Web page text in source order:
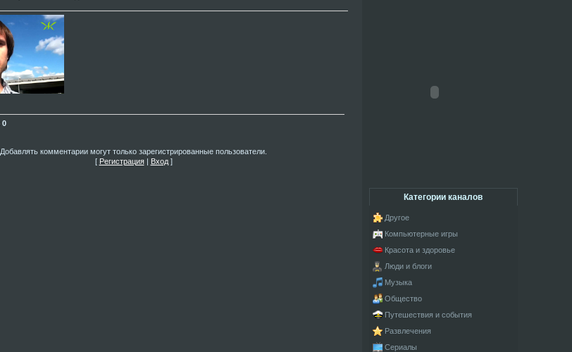
0
Добавлять комментарии могут только зарегистрированные пользователи.
[ Регистрация| Вход]
Категории каналов
Другое
Компьютерные игры
Красота и здоровье
Люди и блоги
Музыка
Общество
Путешествия и события
Развлечения
Сериалы